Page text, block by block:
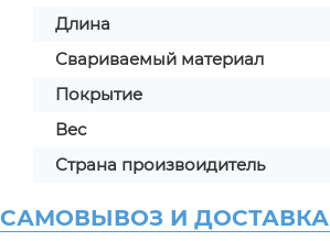
Длина
Свариваемый материал
Покрытие
Вес
Страна произвоидитель
САМОВЫВОЗ И ДОСТАВКА